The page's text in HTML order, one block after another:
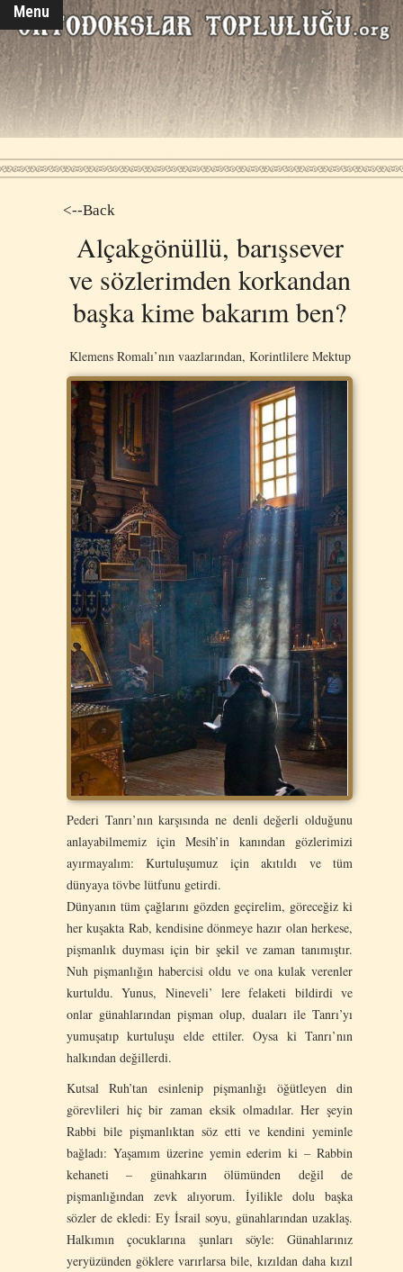
Menu
<--Back
Alçakgönüllü, barışsever
ve sözlerimden korkandan
başka kime bakarım ben?
Klemens Romalı’nın vaazlarından, Korintlilere Mektup
Pederi Tanrı’nın karşısında ne denli değerli olduğunu
anlayabilmemiz için Mesih’in kanından gözlerimizi
ayırmayalım: Kurtuluşumuz için akıtıldı ve tüm
dünyaya tövbe lütfunu getirdi.
Dünyanın tüm çağlarını gözden geçirelim, göreceğiz ki
her kuşakta Rab, kendisine dönmeye hazır olan herkese,
pişmanlık duyması için bir şekil ve zaman tanımıştır.
Nuh pişmanlığın habercisi oldu ve ona kulak verenler
kurtuldu. Yunus, Nineveli’ lere felaketi bildirdi ve
onlar günahlarından pişman olup, duaları ile Tanrı’yı
yumuşatıp kurtuluşu elde ettiler. Oysa ki Tanrı’nın
halkından değillerdi.
Kutsal Ruh’tan esinlenip pişmanlığı öğütleyen din
görevlileri hiç bir zaman eksik olmadılar. Her şeyin
Rabbi bile pişmanlıktan söz etti ve kendini yeminle
bağladı: Yaşamım üzerine yemin ederim ki – Rabbin
kehaneti – günahkarın ölümünden değil de
pişmanlığından zevk alıyorum. İyilikle dolu başka
sözler de ekledi: Ey İsrail soyu, günahlarından uzaklaş.
Halkımın çocuklarına şunları söyle: Günahlarınız
yeryüzünden göklere varırlarsa bile, kızıldan daha kızıl